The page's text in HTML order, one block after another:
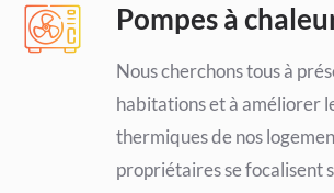
Pompes à
Nous cherchons tous à
habitations et à améliorer
thermiques de nos
propriétaires se focalisent